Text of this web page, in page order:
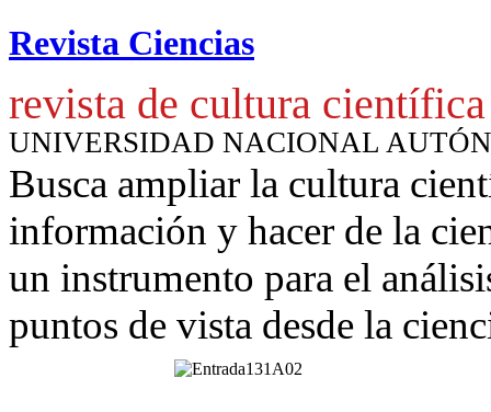
Revista Ciencias
revista de cultura científica
UNIVERSIDAD NACIONAL
Busca ampliar la cultura
información y hacer de la
un instrumento para el
puntos de vista desde la